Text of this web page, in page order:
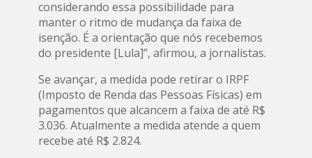
considerando essa possibilidade para
manter o ritmo de mudança da faixa de
isenção. É a orientação que nós recebemos
do presidente [Lula]”, afirmou, a jornalistas.
Se avançar, a medida pode retirar o IRPF
(Imposto de Renda das Pessoas Físicas) em
pagamentos que alcancem a faixa de até R$
3.036. Atualmente a medida atende a quem
recebe até R$ 2.824.